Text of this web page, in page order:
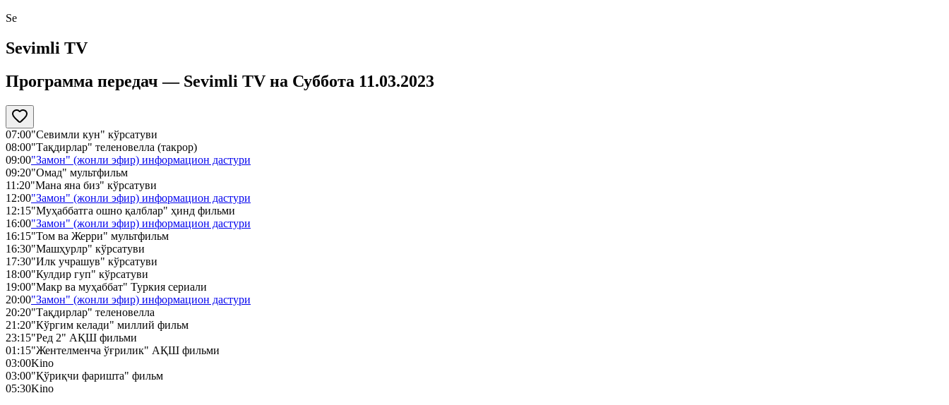
Se
Sevimli TV
Программа передач — Sevimli TV на Суббота 11.03.2023
07:00"Севимли кун" кўрсатуви
08:00"Тақдирлар" теленовелла (такрор)
09:00"Замон" (жонли эфир) информацион дастури
09:20"Омад" мультфильм
11:20"Мана яна биз" кўрсатуви
12:00"Замон" (жонли эфир) информацион дастури
12:15"Муҳаббатга ошно қалблар" ҳинд фильми
16:00"Замон" (жонли эфир) информацион дастури
16:15"Том ва Жерри" мультфильм
16:30"Машҳурлр" кўрсатуви
17:30"Илк учрашув" кўрсатуви
18:00"Кулдир гуп" кўрсатуви
19:00"Макр ва муҳаббат" Туркия сериали
20:00"Замон" (жонли эфир) информацион дастури
20:20"Тақдирлар" теленовелла
21:20"Кўргим келади" миллий фильм
23:15"Ред 2" АҚШ фильми
01:15"Жентелменча ўғрилик" АҚШ фильми
03:00Kino
03:00"Қўриқчи фаришта" фильм
05:30Kino